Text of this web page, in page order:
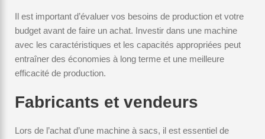
Il est important d’évaluer vos besoins de production et votre
budget avant de faire un achat. Investir dans une machine
avec les caractéristiques et les capacités appropriées peut
entraîner des économies à long terme et une meilleure
efficacité de production.
Fabricants et vendeurs
Lors de l’achat d’une machine à sacs, il est essentiel de